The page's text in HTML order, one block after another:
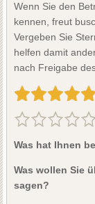
Wenn Sie den
kennen, freut
Vergeben Sie
helfen damit
nach Freigabe
Was hat Ihnen
Was wollen Sie
sagen?